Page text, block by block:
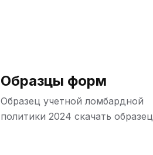
Образцы форм
Образец учетной ломбардной
политики 2024 скачать образец